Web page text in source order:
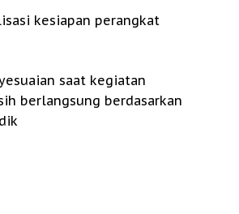
kesiapan perangkat
saat kegiatan
berlangsung berdasarkan